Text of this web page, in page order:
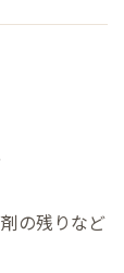
の残りなど